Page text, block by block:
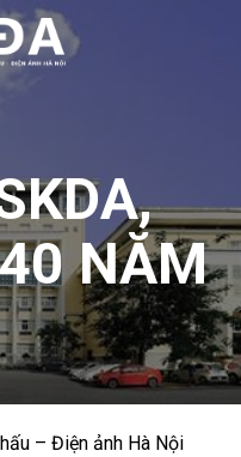
,
NĂM
– Điện ảnh Hà Nội